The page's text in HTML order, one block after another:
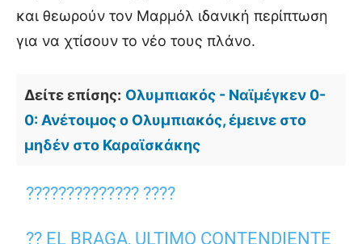
και θεωρούν τον Μαρμόλ ιδανική περίπτωση
για να χτίσουν το νέο τους πλάνο.
Δείτε επίσης: Ολυμπιακός - Ναϊμέγκεν 0-
0: Ανέτοιμος ο Ολυμπιακός, έμεινε στο
μηδέν στο Καραϊσκάκης
?????????????? ????
?? EL BRAGA, ULTIMO CONTENDIENTE